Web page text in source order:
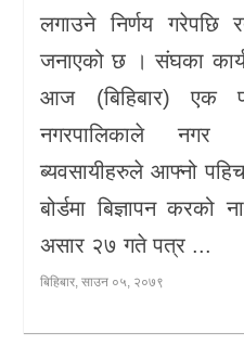
लगाउने निर्णय गरेपछि
जनाएको छ । संघका
आज (बिहिबार) एक
नगरपालिकाले नगर
ब्यवसायीहरुले आफ्नो
बोर्डमा बिज्ञापन करको
असार २७ गते पत्र ...
बिहिबार, साउन ०५, २०७९